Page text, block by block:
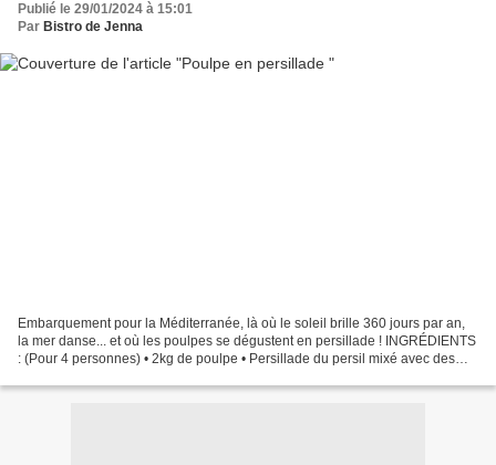
Publié le 29/01/2024 à 15:01
Par Bistro de Jenna
Embarquement pour la Méditerranée, là où le soleil brille 360 jours par an,
la mer danse... et où les poulpes se dégustent en persillade ! INGRÉDIENTS
: (Pour 4 personnes) • 2kg de poulpe • Persillade du persil mixé avec des